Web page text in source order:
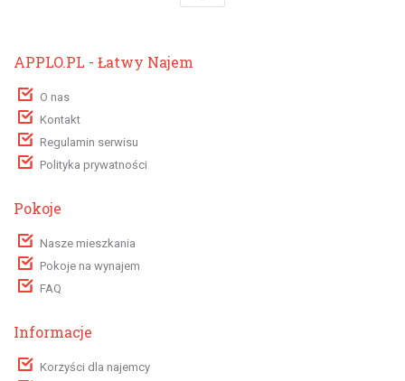
APPLO.PL - Łatwy Najem
O nas
Kontakt
Regulamin serwisu
Polityka prywatności
Pokoje
Nasze mieszkania
Pokoje na wynajem
FAQ
Informacje
Korzyści dla najemcy